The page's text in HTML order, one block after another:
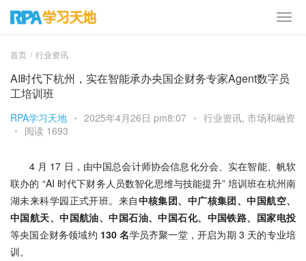
首页 行业资讯
AI时代下杭州，实在智能承办央国企财务专家Agent数字员
工培训班
RPA学习天地 • 2025年4月26日 pm8:07 • 行业资讯, 市场和融资
• 阅读 1693
4 月 17 日，由中国总会计师协会信息化分会、实在智能、帆软
联办的 “AI 时代下财务人员数智化思维与技能提升” 培训班在杭州南
湖未来科学园正式开班。来自中核集团、中广核集团、中国航空、
中国航天、中国航油、中国石油、中国石化、中国铁路、国家电投
等央国企财务领域约 130 名学员齐聚一堂，开启为期 3 天的专业培
训。